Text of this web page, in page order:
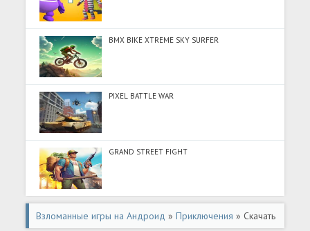
BMX BIKE XTREME SKY SURFER
PIXEL BATTLE WAR
GRAND STREET FIGHT
Взломанные игры на Андроид »Приключения » Скачать